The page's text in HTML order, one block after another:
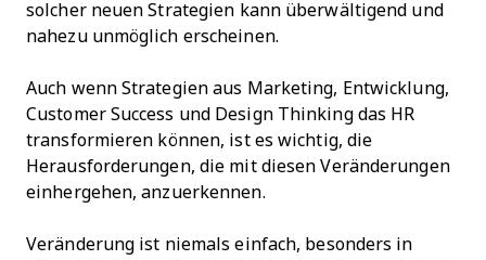
solcher neuen Strategien kann überwältigend und
nahezu unmöglich erscheinen.
Auch wenn Strategien aus Marketing, Entwicklung,
Customer Success und Design Thinking das HR
transformieren können, ist es wichtig, die
Herausforderungen, die mit diesen Veränderungen
einhergehen, anzuerkennen.
Veränderung ist niemals einfach, besonders in